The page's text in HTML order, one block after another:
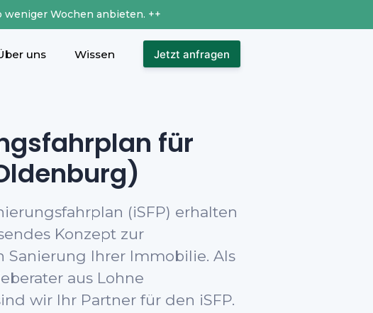
Wochen anbieten. ++
uns Wissen Jetzt anfragen
für
(iSFP) erhalten
Konzept zur
Sanierung Ihrer Immobilie. Als
aus Lohne
wir Ihr Partner für den iSFP.